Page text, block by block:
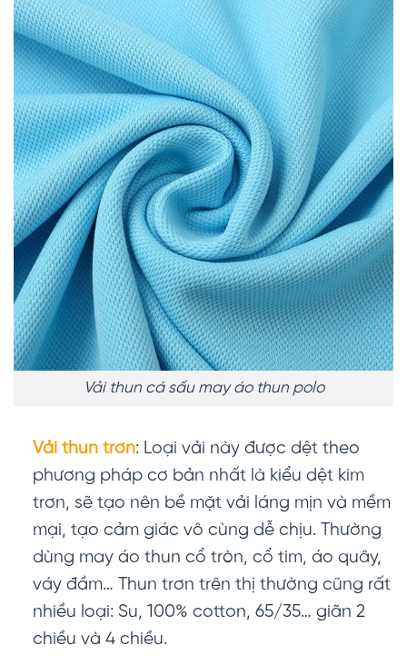
Vải thun cá sấu may áo thun polo
Vải thun trơn: Loại vải này được dệt theo
phương pháp cơ bản nhất là kiểu dệt kim
trơn, sẽ tạo nên bề mặt vải láng mịn và mềm
mại, tạo cảm giác vô cùng dễ chịu. Thường
dùng may áo thun cổ tròn, cổ tim, áo quây,
váy đầm… Thun trơn trên thị thường cũng rất
nhiều loại: Su, 100% cotton, 65/35… giãn 2
chiều và 4 chiều.